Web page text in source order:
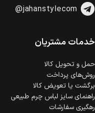
خرید اقساطی با
است.
گارانتی معتبر برای
@jahanstylecom
خدمات مشتریان
حمل‌ و تحویل کالا
روش‌های پرداخت
برگشت یا تعویض کالا
راهنمای سایز لباس چرم طبیعی
رهگیری سفارشات